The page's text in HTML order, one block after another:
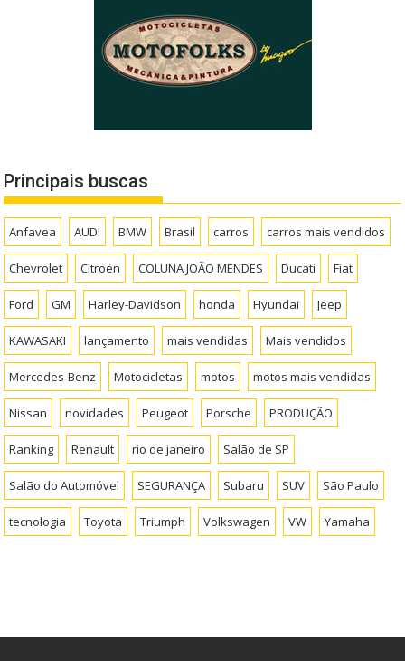
Principais buscas
Anfavea AUDI BMW Brasil carros carros mais vendidos
Chevrolet Citroën COLUNA JOÃO MENDES Ducati Fiat
Ford GM Harley-Davidson honda Hyundai Jeep
KAWASAKI lançamento mais vendidas Mais vendidos
Mercedes-Benz Motocicletas motos motos mais vendidas
Nissan novidades Peugeot Porsche PRODUÇÃO
Ranking Renault rio de janeiro Salão de SP
Salão do Automóvel SEGURANÇA Subaru SUV São Paulo
tecnologia Toyota Triumph Volkswagen VW Yamaha